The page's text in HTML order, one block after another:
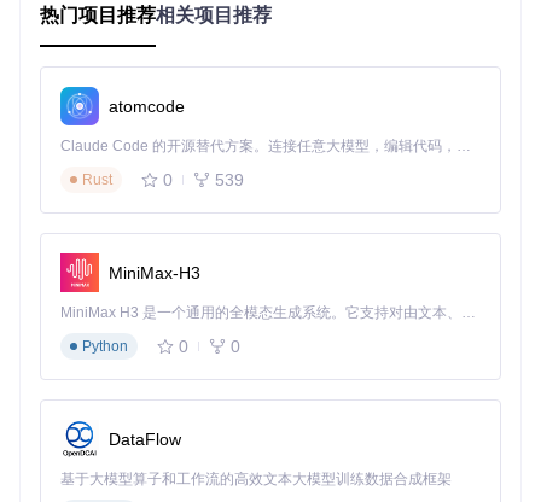
git clone
# 根据系统选择对应脚本
核心参数调节 ：
学习率：建议LoRA训练使用2e-4至5e-4初始值，根据
训练步数：人物/风格训练建议5000-10000步，物体训
热门项目推荐相关项目推荐
atomcode
Claude Code 的开源替代方案。连接任意大模型，编辑代码，运行命令，自动验证 — 全自动执行。用 Rust 构建，极致性能。 ｜ An open-source alternative to Claude Code. Connect any LLM, edit code, run commands, and verify changes — autonomously. Built in Rust for speed. Get Started
Rust
0 539
MiniMax-H3
MiniMax H3 是一个通用的全模态生成系统。它支持对由文本、图像、视频和音频组成的多模态上下文进行统一理解，并能生成分辨率高达 2K、时长可达 15 秒的带原生立体声音频的视频。得益于面向任务泛化的系统设计，H3 在预训练阶段就已具备广泛的多模态上下文理解与生成能力，能够出色地执行复杂的多模态指令。
Python
0 0
DataFlow
基于大模型算子和工作流的高效文本大模型训练数据合成框架